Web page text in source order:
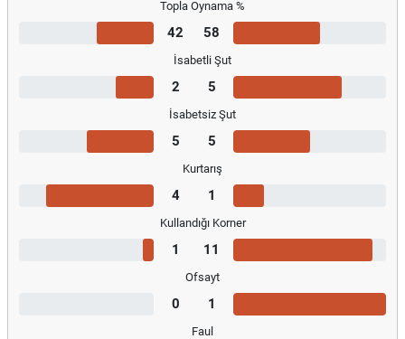
Topla Oynama %
42 58
İsabetli Şut
2 5
İsabetsiz Şut
5 5
Kurtarış
4 1
Kullandığı Korner
1 11
Ofsayt
0 1
Faul